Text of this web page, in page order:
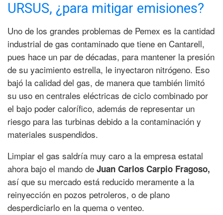
URSUS, ¿para mitigar emisiones?
Uno de los grandes problemas de Pemex es la cantidad
industrial de gas contaminado que tiene en Cantarell,
pues hace un par de décadas, para mantener la presión
de su yacimiento estrella, le inyectaron nitrógeno. Eso
bajó la calidad del gas, de manera que también limitó
su uso en centrales eléctricas de ciclo combinado por
el bajo poder calorífico, además de representar un
riesgo para las turbinas debido a la contaminación y
materiales suspendidos.
Limpiar el gas saldría muy caro a la empresa estatal
ahora bajo el mando de Juan Carlos Carpio Fragoso,
así que su mercado está reducido meramente a la
reinyección en pozos petroleros, o de plano
desperdiciarlo en la quema o venteo.